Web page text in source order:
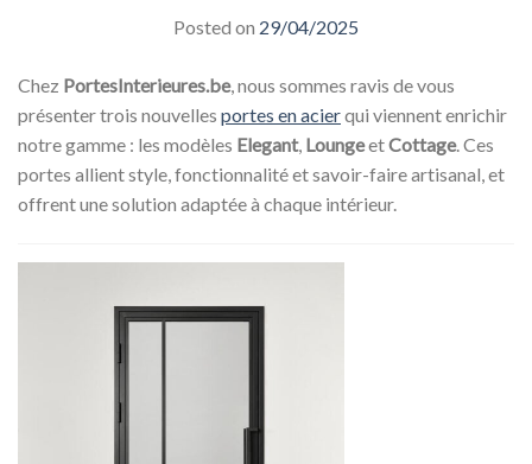
Posted on 29/04/2025
Chez PortesInterieures.be, nous sommes ravis de vous
présenter trois nouvelles portes en acierqui viennent enrichir
notre gamme : les modèles Elegant, LoungeetCottage. Ces
portes allient style, fonctionnalité et savoir-faire artisanal, et
offrent une solution adaptée à chaque intérieur.